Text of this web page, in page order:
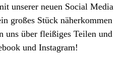
unserer neuen Social Media
großes Stück näherkommen
uns über fleißiges Teilen und
und Instagram!